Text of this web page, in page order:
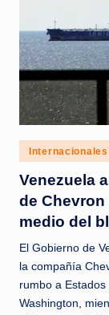
Posted
in
Internacionales
Venezuela
de Chevron
medio del
El Gobierno de
la compañía
rumbo a
Washington,